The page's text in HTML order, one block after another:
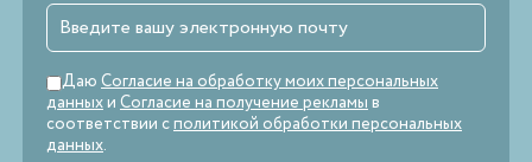
Даю Согласие на обработку моих персональных
данныхи Согласие на получение рекламыв
соответствии сполитикой обработки персональных
данных.